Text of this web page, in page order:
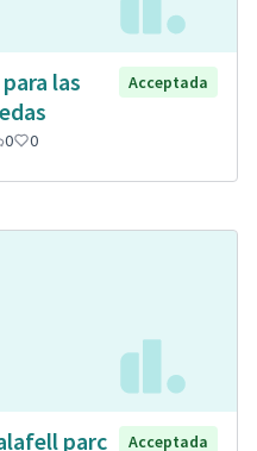
las
Acceptada
0 0
parc Acceptada